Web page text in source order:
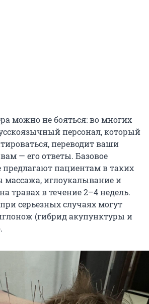
можно не бояться: во многих
персонал, который
переводит ваши
— его ответы. Базовое
предлагают пациентам в таких
массажа, иглоукалывание и
травах в течение 2–4 недель.
серьезных случаях могут
(гибрид акупунктуры и